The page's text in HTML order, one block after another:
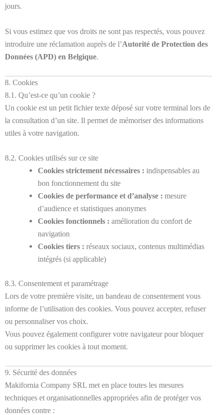
jours.
Si vous estimez que vos droits ne sont pas respectés, vous pouvez
introduire une réclamation auprès de l’Autorité de Protection des
Données (APD) en Belgique.
8. Cookies
8.1. Qu’est-ce qu’un cookie ?
Un cookie est un petit fichier texte déposé sur votre terminal lors de
la consultation d’un site. Il permet de mémoriser des informations
utiles à votre navigation.
8.2. Cookies utilisés sur ce site
Cookies strictement nécessaires : indispensables au
bon fonctionnement du site
Cookies de performance et d’analyse : mesure
d’audience et statistiques anonymes
Cookies fonctionnels : amélioration du confort de
navigation
Cookies tiers : réseaux sociaux, contenus multimédias
intégrés (si applicable)
8.3. Consentement et paramétrage
Lors de votre première visite, un bandeau de consentement vous
informe de l’utilisation des cookies. Vous pouvez accepter, refuser
ou personnaliser vos choix.
Vous pouvez également configurer votre navigateur pour bloquer
ou supprimer les cookies à tout moment.
9. Sécurité des données
Makifornia Company SRL met en place toutes les mesures
techniques et organisationnelles appropriées afin de protéger vos
données contre :